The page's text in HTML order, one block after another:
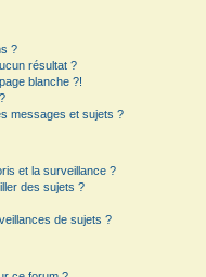
?
résultat ?
blanche ?!
messages et sujets ?
et la surveillance ?
des sujets ?
de sujets ?